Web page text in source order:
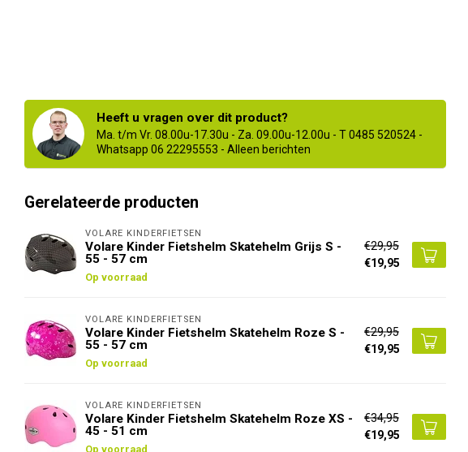
Heeft u vragen over dit product?
Ma. t/m Vr. 08.00u-17.30u - Za. 09.00u-12.00u - T 0485 520524 -
Whatsapp 06 22295553 - Alleen berichten
Gerelateerde producten
VOLARE KINDERFIETSEN
Volare Kinder Fietshelm Skatehelm Grijs S -
55 - 57 cm
Op voorraad
€29,95
€19,95
VOLARE KINDERFIETSEN
Volare Kinder Fietshelm Skatehelm Roze S -
55 - 57 cm
Op voorraad
€29,95
€19,95
VOLARE KINDERFIETSEN
Volare Kinder Fietshelm Skatehelm Roze XS -
45 - 51 cm
Op voorraad
€34,95
€19,95